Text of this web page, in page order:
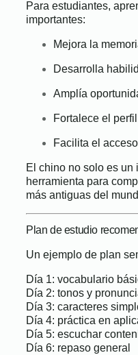
Para estudiantes,
importantes:
Mejora la
Desarrolla
Amplía
Fortalece el
Facilita el
El chino no solo es un
herramienta para
más antiguas del
Plan de estudio
Un ejemplo de plan
Día 1: vocabulario
Día 2: tonos y
Día 3: caracteres
Día 4: práctica en
Día 5: escuchar
Día 6: repaso general